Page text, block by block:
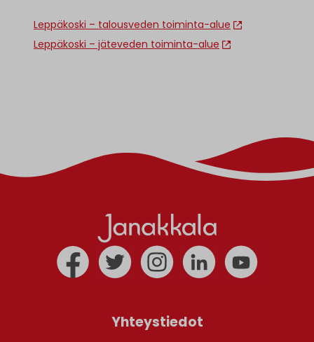
Leppäkoski – talousveden toiminta-alue
Leppäkoski – jäteveden toiminta-alue
Yhteystiedot